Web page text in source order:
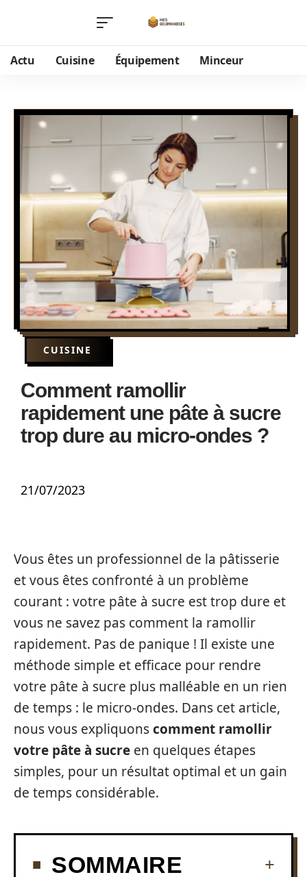
Actu Cuisine Équipement Minceur
CUISINE
Comment ramollir
rapidement une pâte à sucre
trop dure au micro-ondes ?
21/07/2023
Vous êtes un professionnel de la pâtisserie
et vous êtes confronté à un problème
courant : votre pâte à sucre est trop dure et
vous ne savez pas comment la ramollir
rapidement. Pas de panique ! Il existe une
méthode simple et efficace pour rendre
votre pâte à sucre plus malléable en un rien
de temps : le micro-ondes. Dans cet article,
nous vous expliquonscomment ramollir
votre pâte à sucre en quelques étapes
simples, pour un résultat optimal et un gain
de temps considérable.
SOMMAIRE